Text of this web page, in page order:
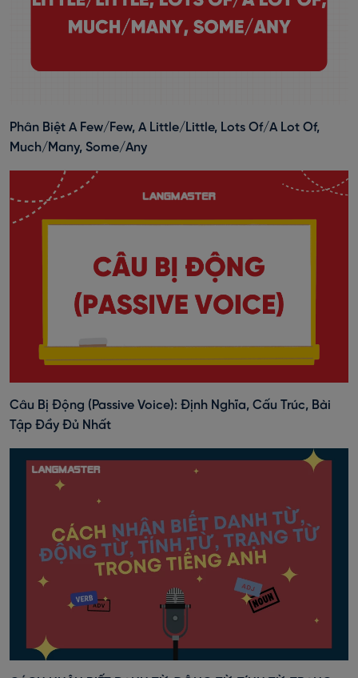
Phân Biệt A Few/Few, A Little/Little, Lots Of/A Lot Of,
Much/Many, Some/Any
Câu Bị Động (Passive Voice): Định Nghĩa, Cấu Trúc, Bài
Tập Đầy Đủ Nhất